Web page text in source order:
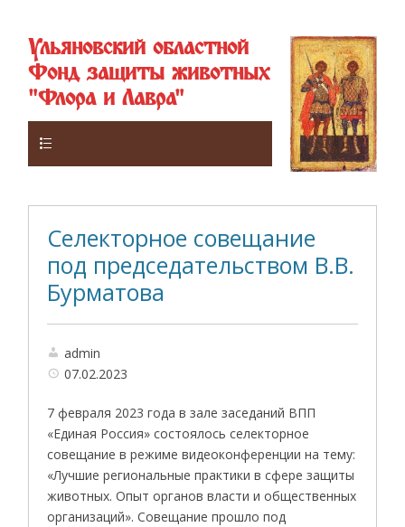
Ульяновский областной
Фонд защиты животных
"Флора и Лавра"
Селекторное совещание
под председательством В.В.
Бурматова
admin
07.02.2023
7 февраля 2023 года в зале заседаний ВПП
«Единая Россия» состоялось селекторное
совещание в режиме видеоконференции на тему:
«Лучшие региональные практики в сфере защиты
животных. Опыт органов власти и общественных
организаций». Совещание прошло под